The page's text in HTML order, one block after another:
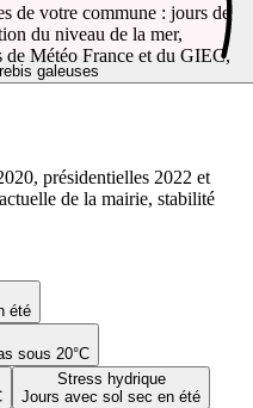
galeuses
été
sous 20°C
Stress hydrique
Jours avec sol sec en été
de votre commune : jours de
du niveau de la mer,
de Météo France et du GIEC,
présidentielles 2022 et
de la mairie, stabilité